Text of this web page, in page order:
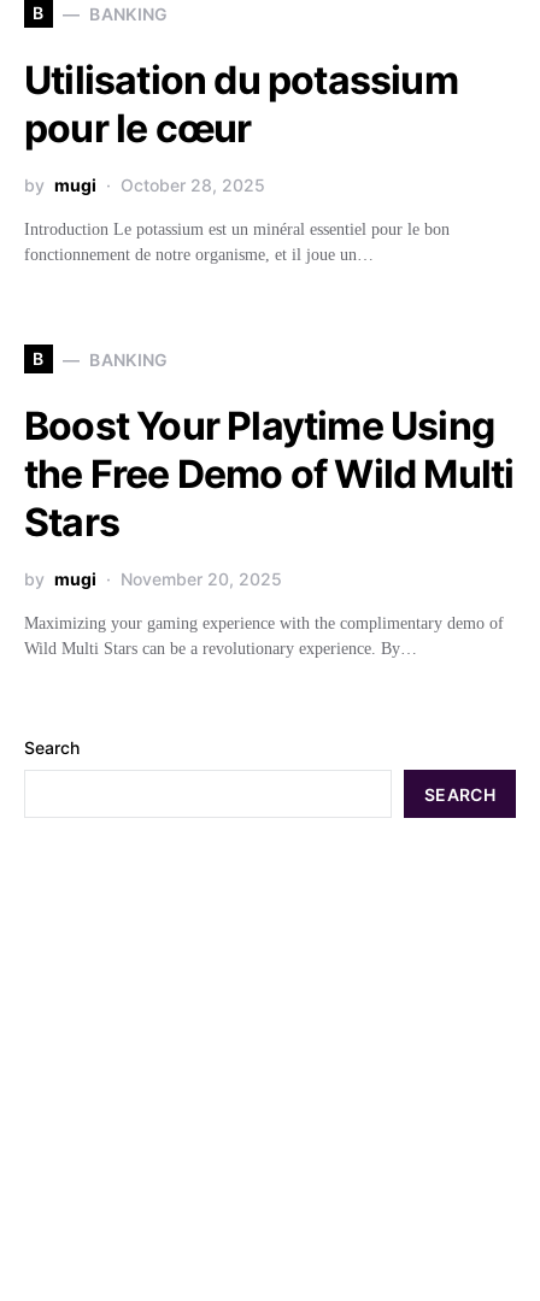
B BANKING
Utilisation du potassium
pour le cœur
by mugi October 28, 2025
Introduction Le potassium est un minéral essentiel pour le bon
fonctionnement de notre organisme, et il joue un…
B BANKING
Boost Your Playtime Using
the Free Demo of Wild Multi
Stars
by mugi November 20, 2025
Maximizing your gaming experience with the complimentary demo of
Wild Multi Stars can be a revolutionary experience. By…
Search
SEARCH